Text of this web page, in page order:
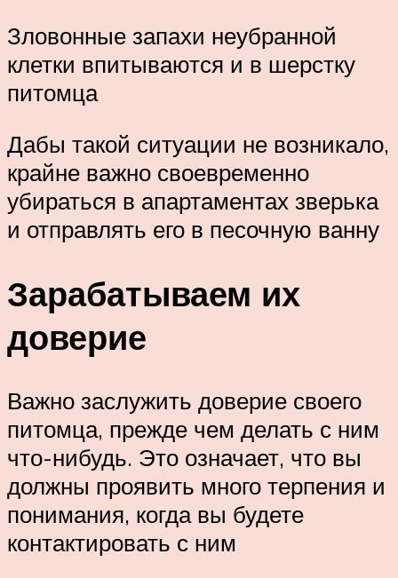
Зловонные запахи неубранной
клетки впитываются и в шерстку
питомца
Дабы такой ситуации не возникало,
крайне важно своевременно
убираться в апартаментах зверька
и отправлять его в песочную ванну
Зарабатываем их
доверие
Важно заслужить доверие своего
питомца, прежде чем делать с ним
что-нибудь. Это означает, что вы
должны проявить много терпения и
понимания, когда вы будете
контактировать с ним